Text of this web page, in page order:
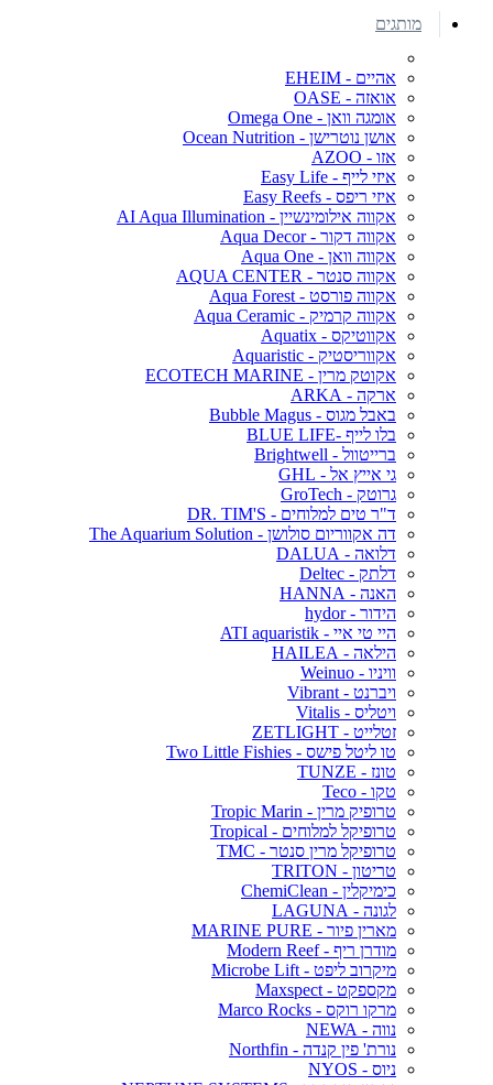
מותגים
אהיים - EHEIM
אואזה - OASE
אומגה וואן - Omega One
אושן נוטרישן - Ocean Nutrition
אזו - AZOO
איזי לייף - Easy Life
איזי ריפס - Easy Reefs
אקווה אילומינשיין - AI Aqua Illumination
אקווה דקור - Aqua Decor
אקווה וואן - Aqua One
אקווה סנטר - AQUA CENTER
אקווה פורסט - Aqua Forest
אקווה קרמיק - Aqua Ceramic
אקווטיקס - Aquatix
אקווריסטיק - Aquaristic
אקוטק מרין - ECOTECH MARINE
ארקה - ARKA
באבל מגוס - Bubble Magus
בלו לייף -BLUE LIFE
ברייטוול - Brightwell
גי אייץ אל - GHL
גרוטק - GroTech
ד"ר טים למלוחים - DR. TIM'S
דה אקווריום סולושן - The Aquarium Solution
דלואה - DALUA
דלתק - Deltec
האנה - HANNA
הידור - hydor
היי טי איי - ATI aquaristik
הילאה - HAILEA
וויניו - Weinuo
ויברנט - Vibrant
ויטליס - Vitalis
זטלייט - ZETLIGHT
טו ליטל פישס - Two Little Fishies
טונז - TUNZE
טקו - Teco
טרופיק מרין - Tropic Marin
טרופיקל למלוחים - Tropical
טרופיקל מרין סנטר - TMC
טריטון - TRITON
כימיקלין - ChemiClean
לגונה - LAGUNA
מארין פיור - MARINE PURE
מודרן ריף - Modern Reef
מיקרוב ליפט - Microbe Lift
מקספקט - Maxspect
מרקו רוקס - Marco Rocks
נווה - NEWA
נורת' פין קנדה - Northfin
ניוס - NYOS